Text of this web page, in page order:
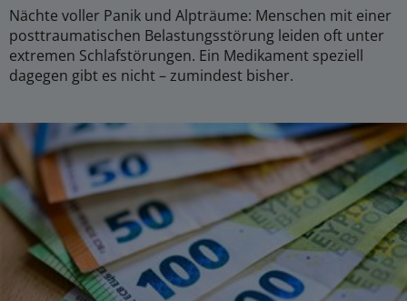
Nächte voller Panik und Alpträume: Menschen mit einer
posttraumatischen Belastungsstörung leiden oft unter
extremen Schlafstörungen. Ein Medikament speziell
dagegen gibt es nicht – zumindest bisher.